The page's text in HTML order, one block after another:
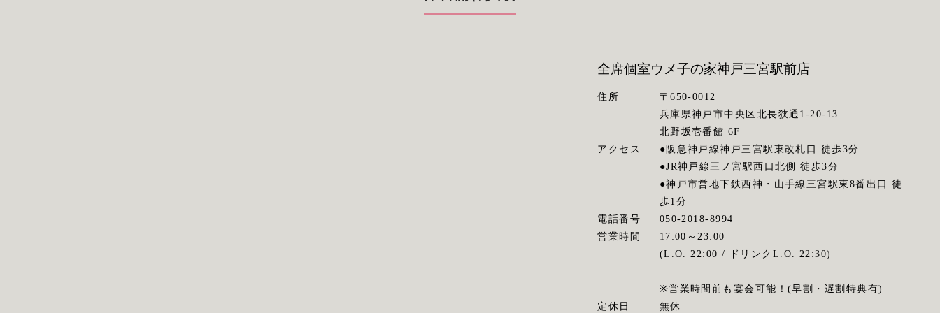
全席個室ウメ子の家神戸三宮駅前店
住所
〒650-0012
兵庫県神戸市中央区北長狭通1-20-13
北野坂壱番館 6F
アクセス
●阪急神戸線神戸三宮駅東改札口 徒歩3分
●JR神戸線三ノ宮駅西口北側 徒歩3分
●神戸市営地下鉄西神・山手線三宮駅東8番出口 徒
歩1分
電話番号
050-2018-8994
営業時間
17:00～23:00
(L.O. 22:00 / ドリンクL.O. 22:30)
※営業時間前も宴会可能！(早割・遅割特典有)
定休日
無休